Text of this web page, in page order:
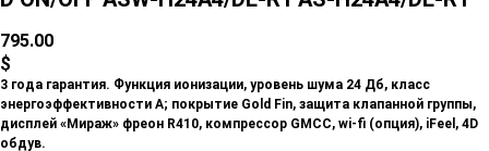
795.00
$
3 года гарантия. Функция ионизации, уровень шума 24 Дб, класс
энергоэффективности A; покрытие Gold Fin, защита клапанной группы,
дисплей «Мираж» фреон R410, компрессор GMCC, wi-fi (опция), iFeel, 4D
обдув.